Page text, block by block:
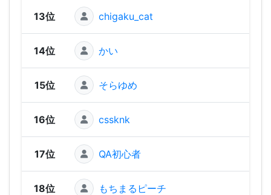
13位 chigaku_cat
14位 かい
15位 そらゆめ
16位 cssknk
17位 QA初心者
18位 もちまるピーチ